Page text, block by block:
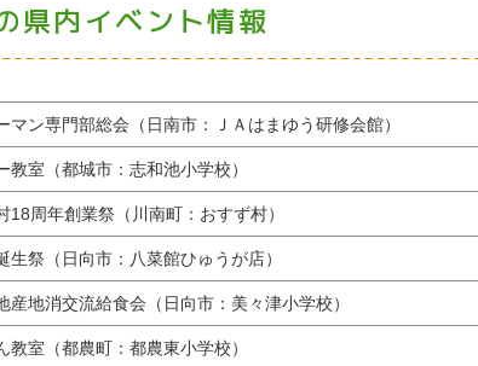
内イベント情報
マン専門部総会（日南市：ＪＡはまゆう研修会館）
教室（都城市：志和池小学校）
18周年創業祭（川南町：おすず村）
生祭（日向市：八菜館ひゅうが店）
産地消交流給食会（日向市：美々津小学校）
教室（都農町：都農東小学校）